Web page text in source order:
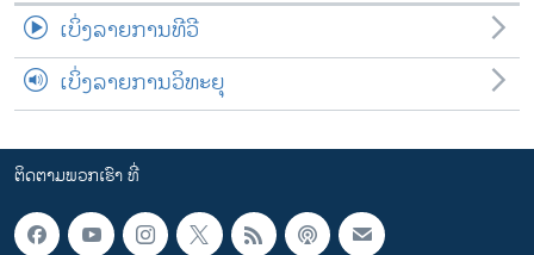
ເບິ່ງລາຍການທີວີ
ເບິ່ງລາຍການວິທະຍຸ
ຕິດຕາມພວກເຮົາ ທີ່